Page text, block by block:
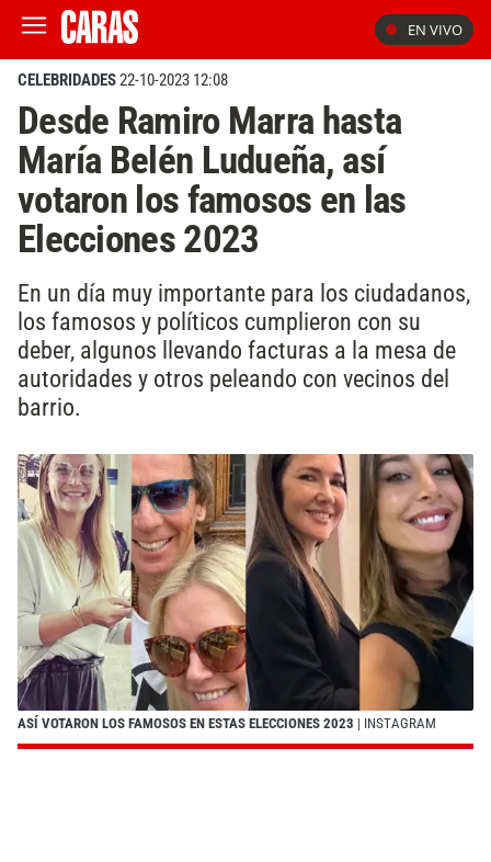
EN VIVO
CELEBRIDADES22-10-2023 12:08
Desde Ramiro Marra hasta
María Belén Ludueña, así
votaron los famosos en las
Elecciones 2023
En un día muy importante para los ciudadanos,
los famosos y políticos cumplieron con su
deber, algunos llevando facturas a la mesa de
autoridades y otros peleando con vecinos del
barrio.
ASÍ VOTARON LOS FAMOSOS EN ESTAS ELECCIONES 2023 | INSTAGRAM